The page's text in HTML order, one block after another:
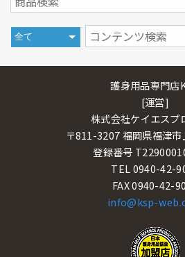
護身用品専門店
[運営]
株式会社ケイエスプ
〒811-3207 福岡県福津
登録番号
TEL 0940-42-
FAX 0940-42-
info@ksp-